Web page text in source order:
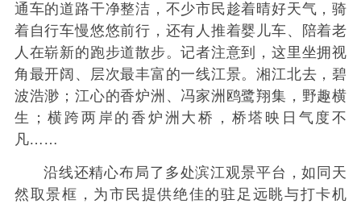
通车的道路干净整洁，不少市民趁着晴好天气，骑
着自行车慢悠悠前行，还有人推着婴儿车、陪着老
人在崭新的跑步道散步。记者注意到，这里坐拥视
角最开阔、层次最丰富的一线江景。湘江北去，碧
波浩渺；江心的香炉洲、冯家洲鸥鹭翔集，野趣横
生；横跨两岸的香炉洲大桥，桥塔映日气度不
凡……
沿线还精心布局了多处滨江观景平台，如同天
然取景框，为市民提供绝佳的驻足远眺与打卡机